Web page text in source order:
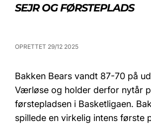
SEJR OG FØRSTEPLADS
OPRETTET 29/12 2025
Bakken Bears vandt 87-70 på
Værløse og holder derfor nytår
førstepladsen i Basketligaen.
spillede en virkelig intens første